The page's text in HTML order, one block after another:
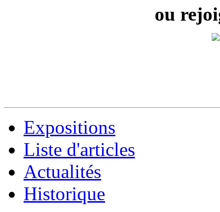
ou
Expositions
Liste d'articles
Actualités
Historique